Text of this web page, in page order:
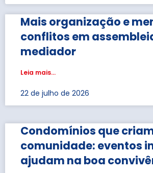
Mais organização e
conflitos em
mediador
Leia mais...
22 de julho de 2026
Condomínios que
comunidade: eventos
ajudam na boa